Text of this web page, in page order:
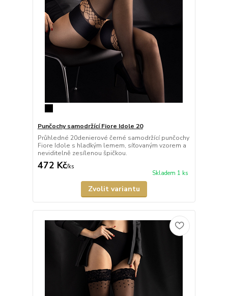
Punčochy samodržící Fiore Idole 20
Průhledné 20denierové černé samodržící punčochy
Fiore Idole s hladkým lemem, síťovaným vzorem a
neviditelně zesílenou špičkou.
472 Kč/ks
Skladem 1 ks
Zvolit variantu